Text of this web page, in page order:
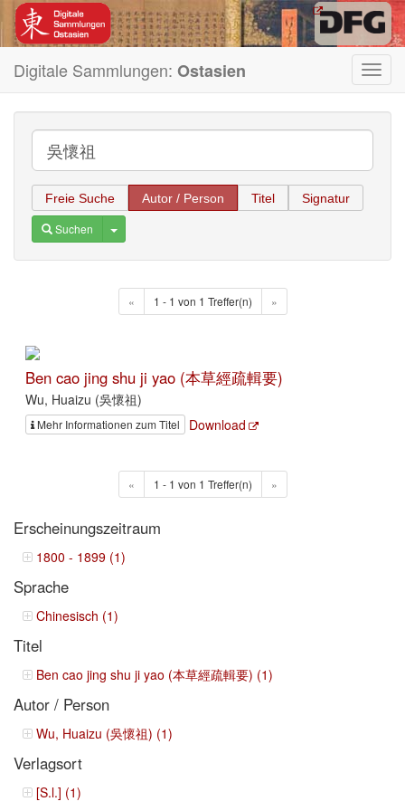
Digitale Sammlungen: Ostasien
Freie Suche Autor / Person Titel Signatur
Suchen Toggle Dropdown
« 1 - 1 von 1 Treffer(n) »
Ben cao jing shu ji yao (本草經疏輯要)
Wu, Huaizu (吳懷祖)
Mehr Informationen zum Titel Download
« 1 - 1 von 1 Treffer(n) »
Erscheinungszeitraum
1800 - 1899 (1)
Sprache
Chinesisch (1)
Titel
Ben cao jing shu ji yao (本草經疏輯要) (1)
Autor / Person
Wu, Huaizu (吳懷祖) (1)
Verlagsort
[S.l.] (1)